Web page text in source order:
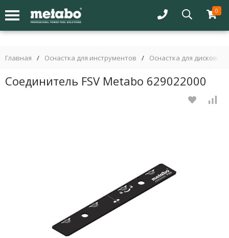
0
Главная / Оснастка для инструментов / Оснастка для дисковых
Соединитель FSV Metabo 629022000